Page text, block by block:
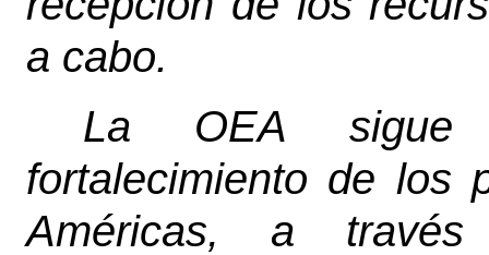
a cabo.
La OEA sigue
fortalecimiento de los
Américas, a